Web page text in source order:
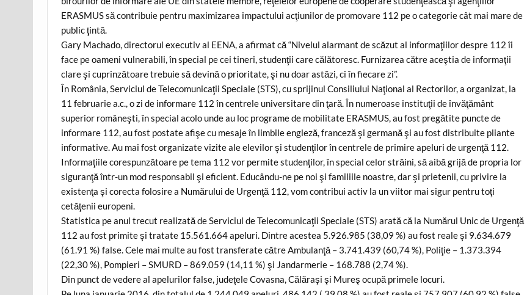
ERASMUS să contribuie pentru maximizarea impactului acţiunilor de promovare 112 pe o categorie cât mai mare de
public ţintă.
Gary Machado, directorul executiv al EENA, a afirmat că “Nivelul alarmant de scăzut al informaţiilor despre 112 îi
face pe oameni vulnerabili, în special pe cei tineri, studenţii care călătoresc. Furnizarea către aceştia de informaţii
clare şi cuprinzătoare trebuie să devină o prioritate, şi nu doar astăzi, ci în fiecare zi”.
În România, Serviciul de Telecomunicaţii Speciale (STS), cu sprijinul Consiliului Naţional al Rectorilor, a organizat, la
11 februarie a.c., o zi de informare 112 în centrele universitare din ţară. În numeroase instituţii de învăţământ
superior româneşti, în special acolo unde au loc programe de mobilitate ERASMUS, au fost pregătite puncte de
informare 112, au fost postate afişe cu mesaje în limbile engleză, franceză şi germană şi au fost distribuite pliante
informative. Au mai fost organizate vizite ale elevilor şi studenţilor în centrele de primire apeluri de urgenţă 112.
Informaţiile corespunzătoare pe tema 112 vor permite studenţilor, în special celor străini, să aibă grijă de propria lor
siguranţă într-un mod responsabil şi eficient. Educându-ne pe noi şi familiile noastre, dar şi prietenii, cu privire la
existenţa şi corecta folosire a Numărului de Urgenţă 112, vom contribui activ la un viitor mai sigur pentru toţi
cetăţenii europeni.
Statistica pe anul trecut realizată de Serviciul de Telecomunicaţii Speciale (STS) arată că la Numărul Unic de Urgenţă
112 au fost primite şi tratate 15.561.664 apeluri. Dintre acestea 5.926.985 (38,09 %) au fost reale şi 9.634.679
(61.91 %) false. Cele mai multe au fost transferate către Ambulanţă – 3.741.439 (60,74 %), Poliţie – 1.373.394
(22,30 %), Pompieri – SMURD – 869.059 (14,11 %) şi Jandarmerie – 168.788 (2,74 %).
Din punct de vedere al apelurilor false, judeţele Covasna, Călăraşi şi Mureş ocupă primele locuri.